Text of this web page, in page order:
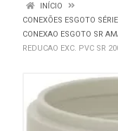
INÍCIO
CONEXÕES ESGOTO
CONEXAO ESGOTO SR
REDUCAO EXC. PVC SR